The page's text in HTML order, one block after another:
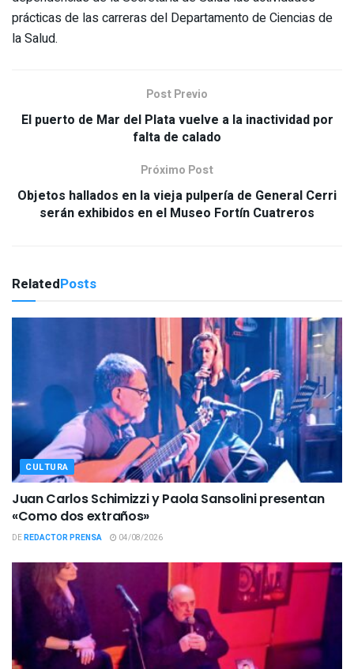
prácticas de las carreras del Departamento de Ciencias de
la Salud.
Post Previo
El puerto de Mar del Plata vuelve a la inactividad por
falta de calado
Próximo Post
Objetos hallados en la vieja pulpería de General Cerri
serán exhibidos en el Museo Fortín Cuatreros
RelatedPosts
CULTURA
Juan Carlos Schimizzi y Paola Sansolini presentan
«Como dos extraños»
DEREDACTOR PRENSA 04/08/2026